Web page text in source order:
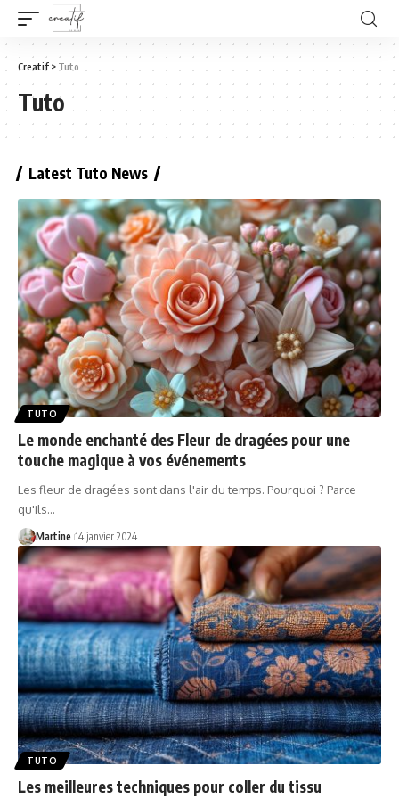
Creatif > Tuto
Tuto
Latest Tuto News
TUTO
Le monde enchanté des Fleur de dragées pour une
touche magique à vos événements
Les fleur de dragées sont dans l'air du temps. Pourquoi ? Parce
qu'ils…
Martine 14 janvier 2024
TUTO
Les meilleures techniques pour coller du tissu